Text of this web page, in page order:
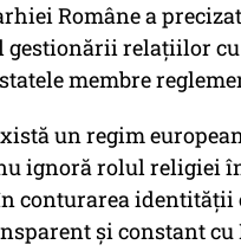
Române a
relaţiilor
membre
un regim
ignoră rolul religiei
conturarea identităţii
şi constant